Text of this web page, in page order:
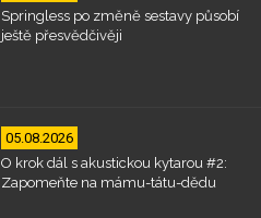
Springless po změně sestavy působí
ještě přesvědčivěji
05.08.2026
O krok dál s akustickou kytarou #2:
Zapomeňte na mámu-tátu-dědu